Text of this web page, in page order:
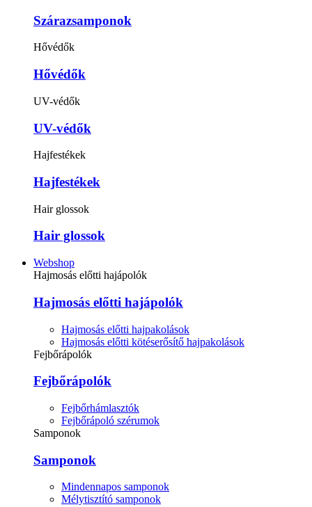
Szárazsamponok
Hővédők
Hővédők
UV-védők
UV-védők
Hajfestékek
Hajfestékek
Hair glossok
Hair glossok
Webshop
Hajmosás előtti hajápolók
Hajmosás előtti hajápolók
Hajmosás előtti hajpakolások
Hajmosás előtti kötéserősítő hajpakolások
Fejbőrápolók
Fejbőrápolók
Fejbőrhámlasztók
Fejbőrápoló szérumok
Samponok
Samponok
Mindennapos samponok
Mélytisztító samponok